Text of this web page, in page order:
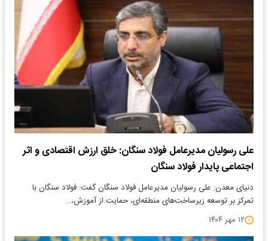
علی رسولیان مدیرعامل فولاد سنگان: خلق ارزش اقتصادی و اثر
اجتماعی پایدار فولاد سنگان
دنیای معدن: علی رسولیان مدیرعامل فولاد سنگان گفت: فولاد سنگان با
تمرکز بر توسعه زیرساخت‌های منطقه‌ای، حمایت از آموزش،…
۱۲ مهر ۱۴۰۴